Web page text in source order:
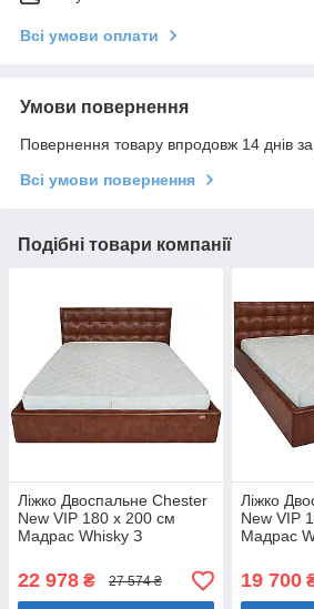
Всі умови оплати
Умови повернення
Повернення товару впродовж 14 днів
Всі умови повернення
Подібні товари компанії
Ліжко Двоспальне Chester
New VIP 180 х 200 см
Мадрас Whisky З
цільнозварною рамою
Коричневий
22 978 ₴ 27 574 ₴
Ліжко
New VIP
Мадрас
19 700